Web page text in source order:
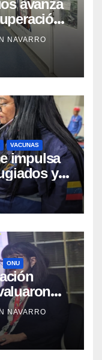
avanza
NAVARRO
VACUNAS
impulsa
y
en
ONU
en
e
NAVARRO